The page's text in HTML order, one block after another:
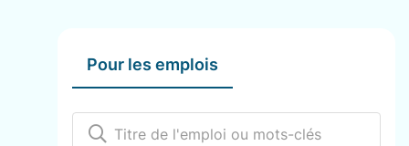
Pour les emplois